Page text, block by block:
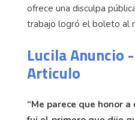
ofrece una disculpa
trabajo logró el boleto al
Lucila Anuncio -
Articulo
“Me parece que honor